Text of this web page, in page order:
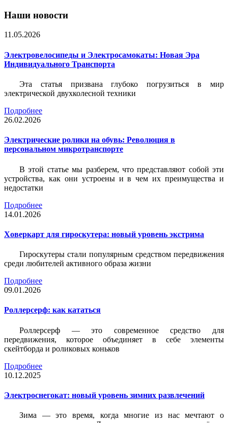
Наши новости
11.05.2026
Электровелосипеды и Электросамокаты: Новая Эра
Индивидуального Транспорта
Эта статья призвана глубоко погрузиться в мир
электрической двухколесной техники
Подробнее
26.02.2026
Электрические ролики на обувь: Революция в
персональном микротранспорте
В этой статье мы разберем, что представляют собой эти
устройства, как они устроены и в чем их преимущества и
недостатки
Подробнее
14.01.2026
Ховеркарт для гироскутера: новый уровень экстрима
Гироскутеры стали популярным средством передвижения
среди любителей активного образа жизни
Подробнее
09.01.2026
Роллерсерф: как кататься
Роллерсерф — это современное средство для
передвижения, которое объединяет в себе элементы
скейтборда и роликовых коньков
Подробнее
10.12.2025
Электроснегокат: новый уровень зимних развлечений
Зима — это время, когда многие из нас мечтают о